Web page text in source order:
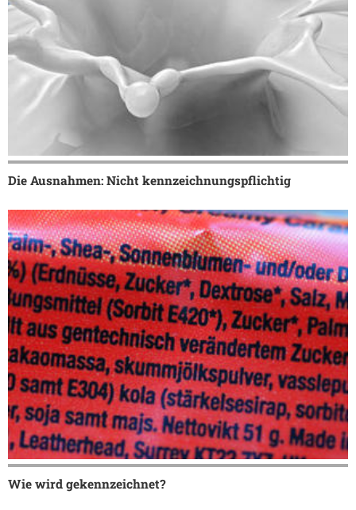
Die Ausnahmen: Nicht kennzeichnungspflichtig
Wie wird gekennzeichnet?